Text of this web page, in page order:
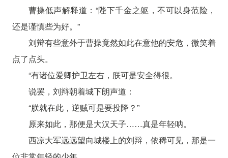
曹操低声解释道：“陛下千金之躯，不可以身范险，
还是谨慎些为好。”
刘辩有些意外于曹操竟然如此在意他的安危，微笑着
点了点头。
“有诸位爱卿护卫左右，朕可是安全得很。
说罢，刘辩朝着城下朗声道：
“朕就在此，逆贼可是要投降？”
原来如此，那便是大汉天子……真是年轻呐。
西凉大军远远望向城楼上的刘辩，依稀可见，那是一